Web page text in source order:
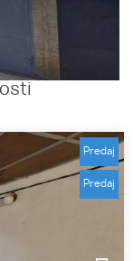
Predaj
Predaj